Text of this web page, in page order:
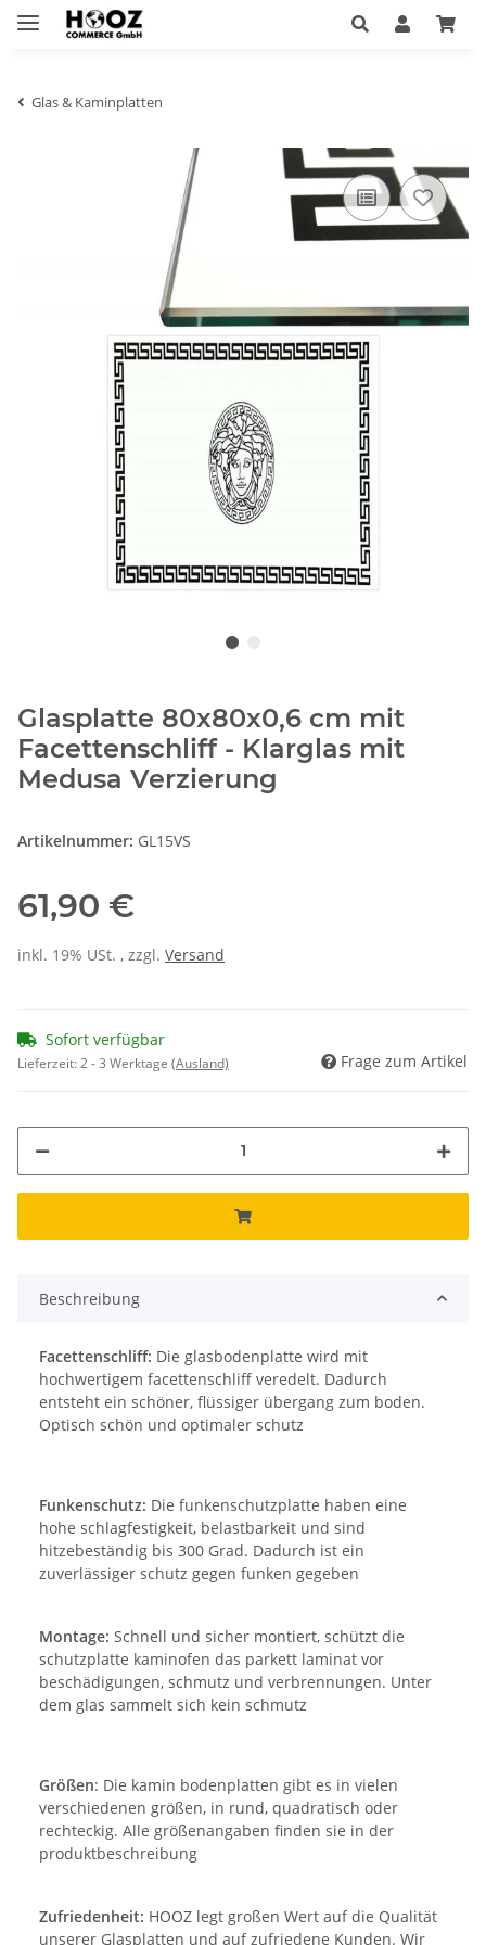
Glas & Kaminplatten
Glasplatte 80x80x0,6 cm mit
Facettenschliff - Klarglas mit
Medusa Verzierung
Artikelnummer: GL15VS
61,90 €
inkl. 19% USt. , zzgl. Versand
Sofort verfügbar
Lieferzeit:2 - 3 Werktage (Ausland) Frage zum Artikel
Beschreibung
Facettenschliff: Die glasbodenplatte wird mit
hochwertigem facettenschliff veredelt. Dadurch
entsteht ein schöner, flüssiger übergang zum boden.
Optisch schön und optimaler schutz
Funkenschutz: Die funkenschutzplatte haben eine
hohe schlagfestigkeit, belastbarkeit und sind
hitzebeständig bis 300 Grad. Dadurch ist ein
zuverlässiger schutz gegen funken gegeben
Montage: Schnell und sicher montiert, schützt die
schutzplatte kaminofen das parkett laminat vor
beschädigungen, schmutz und verbrennungen. Unter
dem glas sammelt sich kein schmutz
Größen: Die kamin bodenplatten gibt es in vielen
verschiedenen größen, in rund, quadratisch oder
rechteckig. Alle größenangaben finden sie in der
produktbeschreibung
Zufriedenheit: HOOZ legt großen Wert auf die Qualität
unserer Glasplatten und auf zufriedene Kunden. Wir